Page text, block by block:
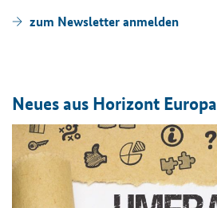
zum News­let­ter an­mel­den
Neues aus Ho­ri­zont Eu­ro­pa